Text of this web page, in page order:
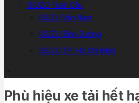
ISUZU Toàn Cầu
ISUZU Vân Nam
ISUZU Bình Dương
ISUZU TP. Hồ Chí Minh
Phù hiệu xe tải hết